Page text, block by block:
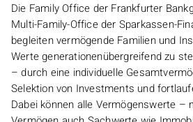
Die Family Office der Frankfurter
Multi-Family-Officeder Sparkassen-
begleiten vermögende Familien und
Werte generationenübergreifend zu
– durch eine individuelle
Selektion von Investments und
Dabei können alle Vermögenswerte –